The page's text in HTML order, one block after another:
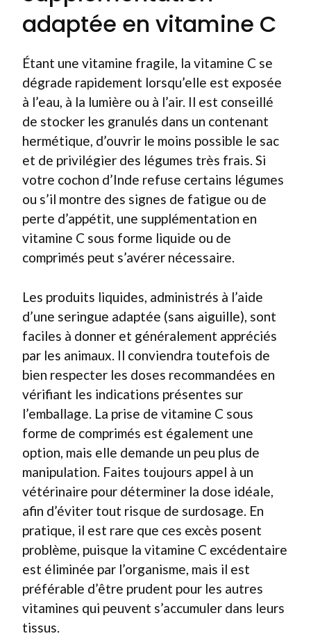
adaptée en vitamine C
Étant une vitamine fragile, la vitamine C se
dégrade rapidement lorsqu’elle est exposée
à l’eau, à la lumière ou à l’air. Il est conseillé
de stocker les granulés dans un contenant
hermétique, d’ouvrir le moins possible le sac
et de privilégier des légumes très frais. Si
votre cochon d’Inde refuse certains légumes
ou s’il montre des signes de fatigue ou de
perte d’appétit, une supplémentation en
vitamine C sous forme liquide ou de
comprimés peut s’avérer nécessaire.
Les produits liquides, administrés à l’aide
d’une seringue adaptée (sans aiguille), sont
faciles à donner et généralement appréciés
par les animaux. Il conviendra toutefois de
bien respecter les doses recommandées en
vérifiant les indications présentes sur
l’emballage. La prise de vitamine C sous
forme de comprimés est également une
option, mais elle demande un peu plus de
manipulation. Faites toujours appel à un
vétérinaire pour déterminer la dose idéale,
afin d’éviter tout risque de surdosage. En
pratique, il est rare que ces excès posent
problème, puisque la vitamine C excédentaire
est éliminée par l’organisme, mais il est
préférable d’être prudent pour les autres
vitamines qui peuvent s’accumuler dans leurs
tissus.